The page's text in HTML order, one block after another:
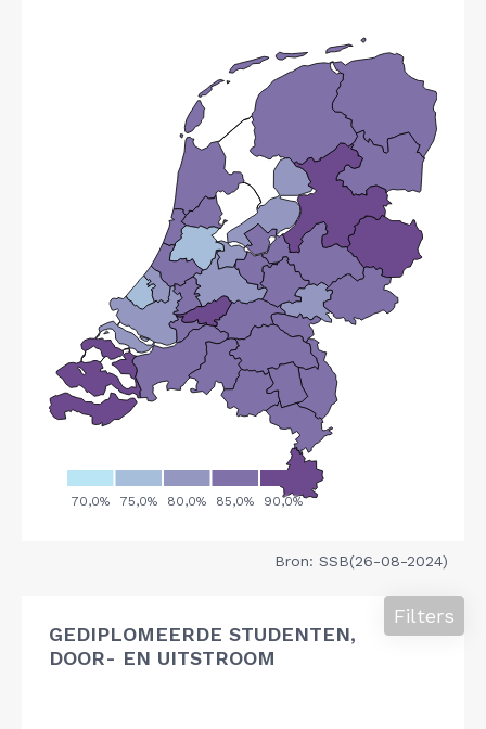
Bron: SSB(26-08-2024)
GEDIPLOMEERDE STUDENTEN,
DOOR- EN UITSTROOM
Filters